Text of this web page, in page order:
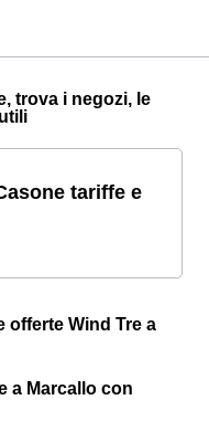
trova i negozi, le
tariffe e
offerte Wind Tre a
a Marcallo con